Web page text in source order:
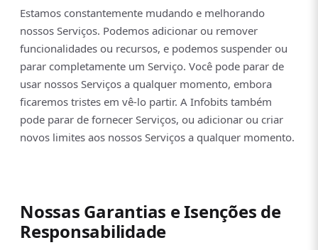
Estamos constantemente mudando e melhorando
nossos Serviços. Podemos adicionar ou remover
funcionalidades ou recursos, e podemos suspender ou
parar completamente um Serviço. Você pode parar de
usar nossos Serviços a qualquer momento, embora
ficaremos tristes em vê-lo partir. A Infobits também
pode parar de fornecer Serviços, ou adicionar ou criar
novos limites aos nossos Serviços a qualquer momento.
Nossas Garantias e Isenções de
Responsabilidade